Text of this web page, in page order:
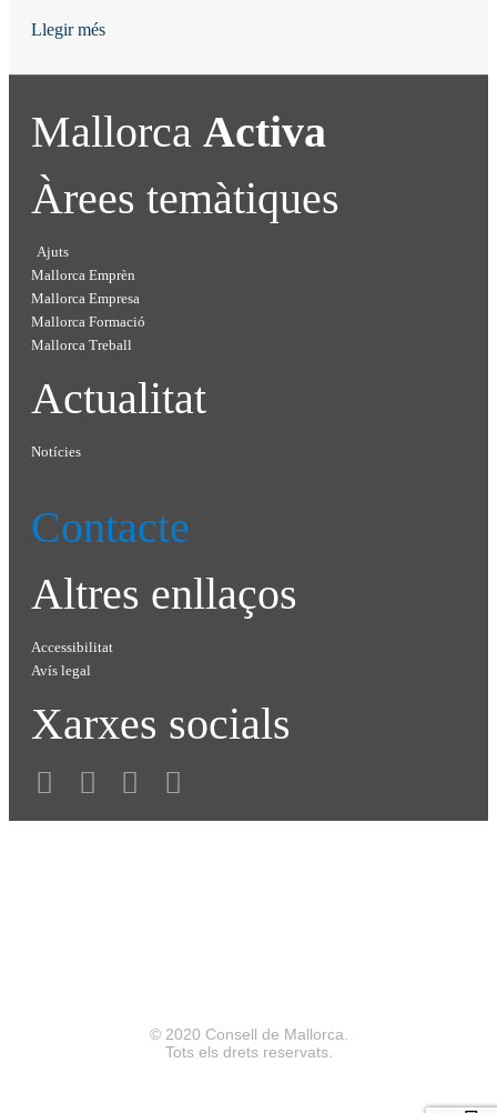
Llegir més
Mallorca Activa
Àrees temàtiques
Ajuts
Mallorca Emprèn
Mallorca Empresa
Mallorca Formació
Mallorca Treball
Actualitat
Notícies
Contacte
Altres enllaços
Accessibilitat
Avís legal
Xarxes socials
© 2020 Consell de Mallorca.
Tots els drets reservats.